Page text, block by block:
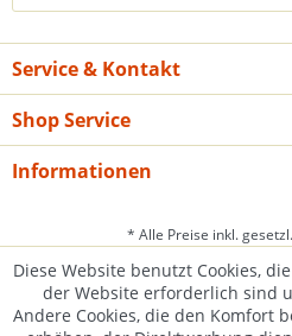
Service & Kontakt
Shop Service
Informationen
* Alle Preise inkl.
Diese Website benutzt Cookies,
der Website erforderlich sind
Andere Cookies, die den Komfort